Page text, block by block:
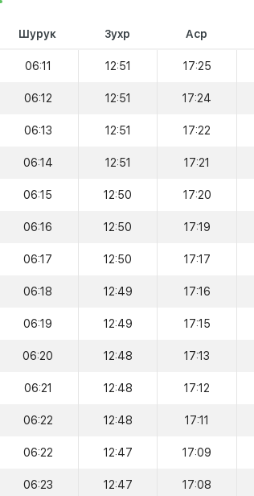
Шурук Зухр Аср
06:11 12:51 17:25
06:12 12:51 17:24
06:13 12:51 17:22
06:14 12:51 17:21
06:15 12:50 17:20
06:16 12:50 17:19
06:17 12:50 17:17
06:18 12:49 17:16
06:19 12:49 17:15
06:20 12:48 17:13
06:21 12:48 17:12
06:22 12:48 17:11
06:22 12:47 17:09
06:23 12:47 17:08